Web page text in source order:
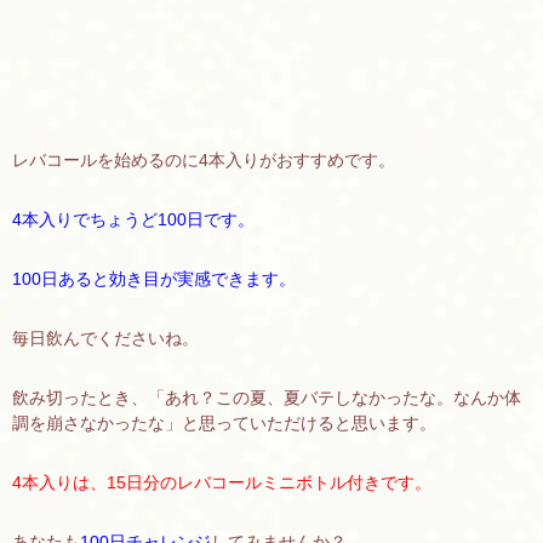
レバコールを始めるのに4本入りがおすすめです。
4本入りでちょうど100日です。
100日あると効き目が実感できます。
毎日飲んでくださいね。
飲み切ったとき、「あれ？この夏、夏バテしなかったな。なんか体
調を崩さなかったな」と思っていただけると思います。
4本入りは、15日分のレバコールミニボトル付きです。